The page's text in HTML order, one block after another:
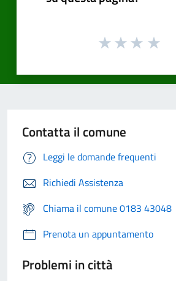
Contatta il comune
Leggi le domande frequenti
Richiedi Assistenza
Chiama il comune 0183 43048
Prenota un appuntamento
Problemi in città